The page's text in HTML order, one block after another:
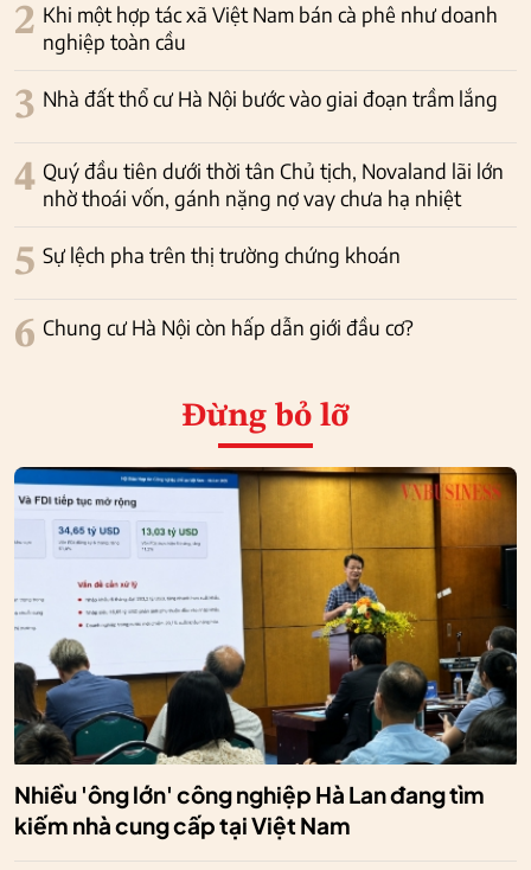
2 Khi một hợp tác xã Việt Nam bán cà phê như doanh
nghiệp toàn cầu
3 Nhà đất thổ cư Hà Nội bước vào giai đoạn trầm lắng
4 Quý đầu tiên dưới thời tân Chủ tịch, Novaland lãi lớn
nhờ thoái vốn, gánh nặng nợ vay chưa hạ nhiệt
5 Sự lệch pha trên thị trường chứng khoán
6 Chung cư Hà Nội còn hấp dẫn giới đầu cơ?
Đừng bỏ lỡ
Nhiều 'ông lớn' công nghiệp Hà Lan đang tìm
kiếm nhà cung cấp tại Việt Nam